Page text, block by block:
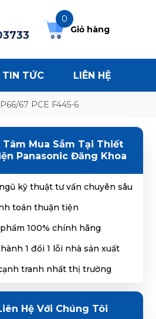
0
Giỏ hàng
TIN TỨC LIÊN HỆ
67 PCE F445-6
Tâm Mua Sắm Tại Thiết
Panasonic Đăng Khoa
kỹ thuật tư vấn chuyên sâu
toán thuận tiện
100% chính hãng
1 đổi 1 lỗi nhà sản xuất
tranh nhất thị trường
Hệ Với Chúng Tôi